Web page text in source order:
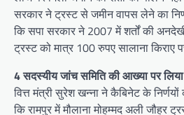
सरकार ने ट्रस्ट से जमीन वापस लेने का
कि सपा सरकार ने 2007 में शर्तों की
ट्रस्ट को मात्र 100 रुपए सालाना किराए
4 सदस्यीय जांच समिति की आख्या पर लिया
वित्त मंत्री सुरेश खन्ना ने कैबिनेट के
कि रामपुर में मौलाना मोहम्मद अली जौहर